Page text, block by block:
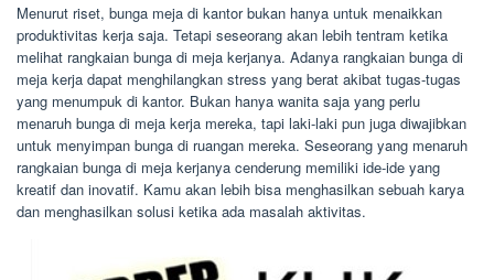
Menurut riset, bunga meja di kantor bukan hanya untuk menaikkan
produktivitas kerja saja. Tetapi seseorang akan lebih tentram ketika
melihat rangkaian bunga di meja kerjanya. Adanya rangkaian bunga di
meja kerja dapat menghilangkan stress yang berat akibat tugas-tugas
yang menumpuk di kantor. Bukan hanya wanita saja yang perlu
menaruh bunga di meja kerja mereka, tapi laki-laki pun juga diwajibkan
untuk menyimpan bunga di ruangan mereka. Seseorang yang menaruh
rangkaian bunga di meja kerjanya cenderung memiliki ide-ide yang
kreatif dan inovatif. Kamu akan lebih bisa menghasilkan sebuah karya
dan menghasilkan solusi ketika ada masalah aktivitas.